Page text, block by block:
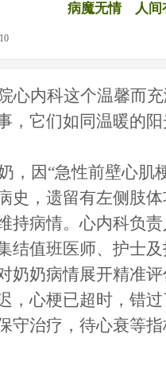
病魔无情 人间
心内科这个温馨而
，它们如同温暖的
，因“急性前壁心肌
史，遗留有左侧肢
持病情。心内科负
结值班医师、护士
奶奶病情展开精准
，心梗已超时，错
守治疗，待心衰等